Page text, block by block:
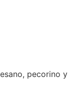
pecorino y